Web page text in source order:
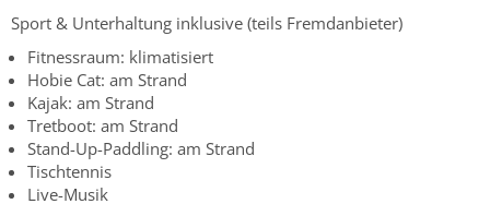
Sport & Unterhaltung inklusive (teils Fremdanbieter)
Fitnessraum: klimatisiert
Hobie Cat: am Strand
Kajak: am Strand
Tretboot: am Strand
Stand-Up-Paddling: am Strand
Tischtennis
Live-Musik